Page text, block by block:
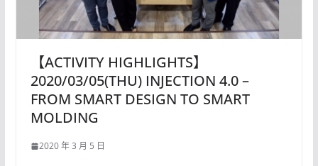
【ACTIVITY HIGHLIGHTS】
2020/03/05(THU) INJECTION 4.0 –
FROM SMART DESIGN TO SMART
MOLDING
2020 年 3 月 5 日